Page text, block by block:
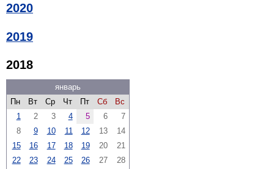
2020
2019
2018
январь
Пн
Вт Ср Чт Пт Сб
Вс
1
2 3 4 5 6
7
8
9 10 11 12 13
14
15
16 17 18 19 20
21
22
23 24 25 26 27
28